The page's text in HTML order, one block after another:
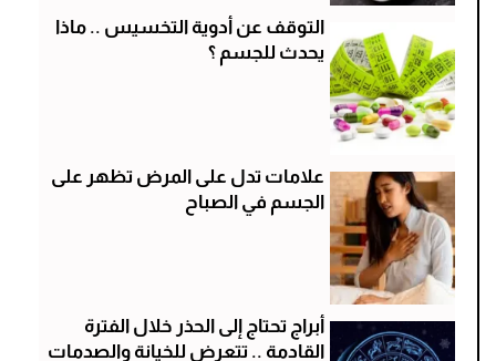
التوقف عن أدوية التخسيس .. ماذا
يحدث للجسم ؟
علامات تدل على المرض تظهر على
الجسم في الصباح
أبراج تحتاج إلى الحذر خلال الفترة
القادمة .. تتعرض للخيانة والصدمات